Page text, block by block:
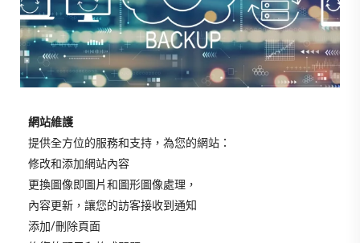
網站維護
提供全方位的服務和支持，為您的網站：
修改和添加網站內容
更換圖像即圖片和圖形圖像處理，
內容更新，讓您的訪客接收到通知
添加/刪除頁面